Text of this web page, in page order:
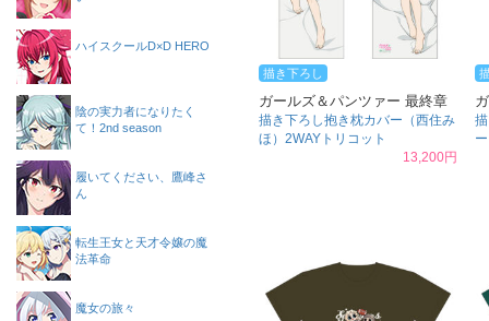
描き下ろし
ガールズ＆パンツァー 最終章
描き下ろし抱き枕カバー（西住み
ほ）2WAYトリコット
13,200円
ハイスクールD×D HERO
陰の実力者になりたく
て！2nd season
履いてください、鷹峰さ
ん
転生王女と天才令嬢の魔
法革命
魔女の旅々